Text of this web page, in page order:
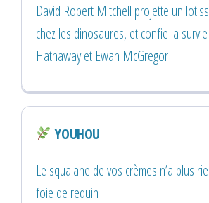
David Robert Mitchell projette un
chez les dinosaures, et confie la
Hathaway et Ewan McGregor
YOUHOU
Le squalane de vos crèmes n’a plus
foie de requin